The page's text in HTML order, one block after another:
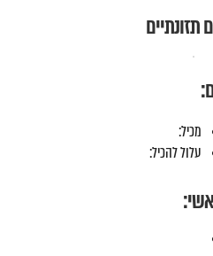
תזונתיים
מכיל:
עלול להכיל: